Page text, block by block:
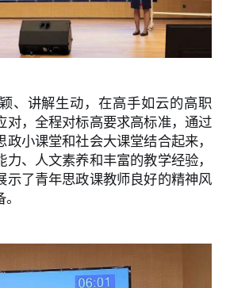
、讲解生动，在高手如云的高职
对，全程对标高要求高标准，通过
小课堂和社会大课堂结合起来，
、人文素养和丰富的教学经验，
示了青年思政课教师良好的精神风